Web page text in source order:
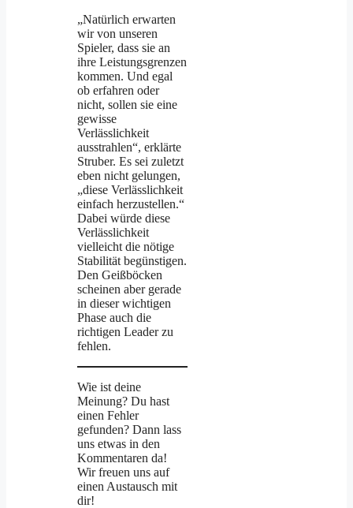
„Natürlich erwarten
wir von unseren
Spieler, dass sie an
ihre Leistungsgrenzen
kommen. Und egal
ob erfahren oder
nicht, sollen sie eine
gewisse
Verlässlichkeit
ausstrahlen“, erklärte
Struber. Es sei zuletzt
eben nicht gelungen,
„diese Verlässlichkeit
einfach herzustellen.“
Dabei würde diese
Verlässlichkeit
vielleicht die nötige
Stabilität begünstigen.
Den Geißböcken
scheinen aber gerade
in dieser wichtigen
Phase auch die
richtigen Leader zu
fehlen.
Wie ist deine
Meinung? Du hast
einen Fehler
gefunden? Dann lass
uns etwas in den
Kommentaren da!
Wir freuen uns auf
einen Austausch mit
dir!